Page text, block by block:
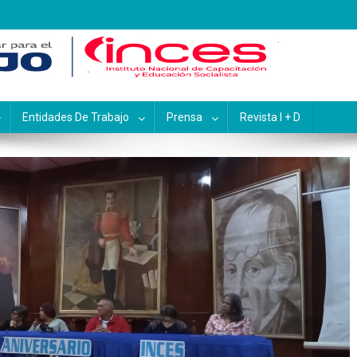
y Educación
Entidades De Trabajo Prensa Revista I + D